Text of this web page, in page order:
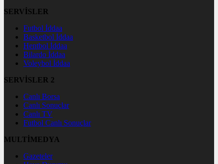
SERVİSLER
Futbol İddaa
Basketbol İddaa
Hentbol İddaa
Bilardo İddaa
Voleybol İddaa
SERVİSLER 2
Canlı Borsa
Canlı Sonuçlar
Canlı TV
Futbol Canlı Sonuçlar
MULTİMEDYA
Gazeteler